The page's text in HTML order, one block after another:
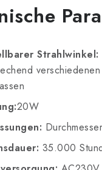
Strahlwinkel:
20W
35.000